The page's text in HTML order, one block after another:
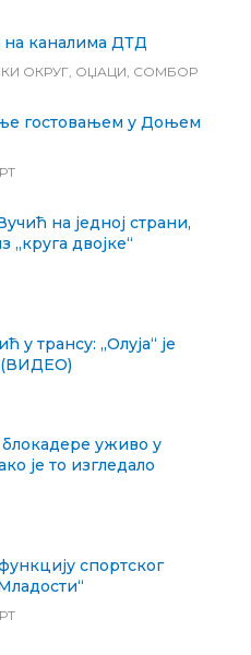
каналима ДТД
ОКРУГ, ОЏАЦИ, СОМБОР
гостовањем у Доњем
на једној страни,
„круга двојке“
трансу: „Олуја“ је
(ВИДЕО)
уживо у
је то изгледало
спортског